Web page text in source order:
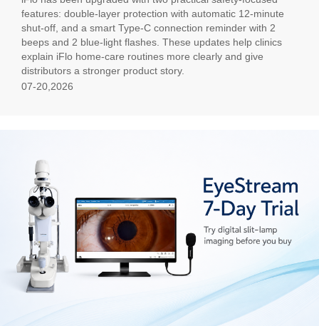
features: double-layer protection with automatic 12-minute
shut-off, and a smart Type-C connection reminder with 2
beeps and 2 blue-light flashes. These updates help clinics
explain iFlo home-care routines more clearly and give
distributors a stronger product story.
07-20,2026